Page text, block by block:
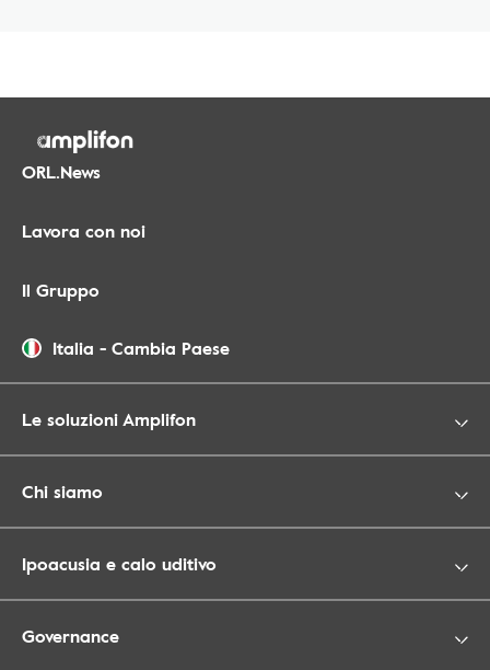
ORL.News
Lavora con noi
Il Gruppo
Italia - Cambia Paese
Le soluzioni Amplifon
Chi siamo
Ipoacusia e calo uditivo
Governance